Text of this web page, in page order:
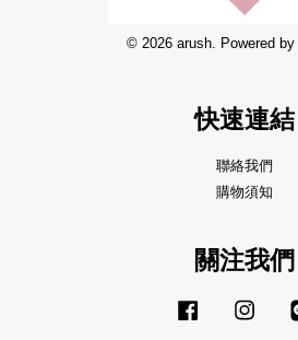
© 2026 arush. Powered by
快速連結
聯絡我們
購物須知
關注我們
Facebook